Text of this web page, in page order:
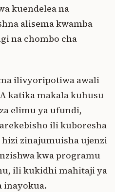
kuendelea na
alisema kwamba
na chombo cha
ilivyoripotiwa awali
katika makala kuhusu
elimu ya ufundi,
ili kuboresha
hizi zinajumuisha ujenzi
kwa programu
ili kukidhi mahitaji ya
inayokua.